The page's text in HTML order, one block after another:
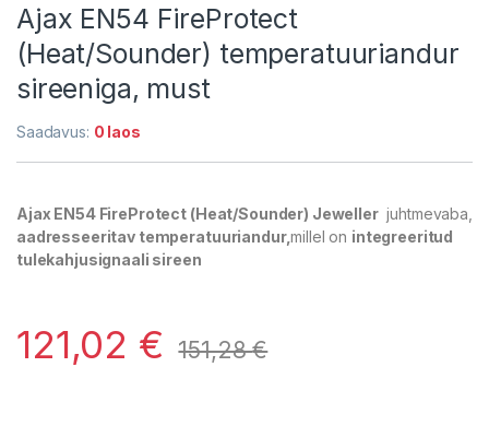
Ajax EN54 FireProtect
(Heat/Sounder) temperatuuriandur
sireeniga, must
Saadavus: 0 laos
Ajax EN54 FireProtect (Heat/Sounder) Jewellerjuhtmevaba,
aadresseeritav temperatuuriandur,millel on integreeritud
tulekahjusignaali sireen
121,02 € 151,28€